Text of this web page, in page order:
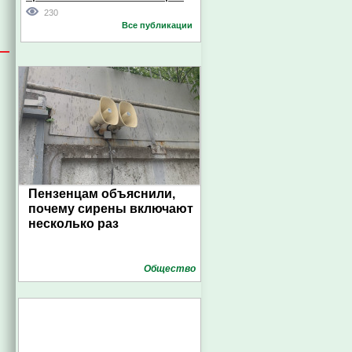
230
Все публикации
Пензенцам объяснили,
почему сирены включают
несколько раз
Общество